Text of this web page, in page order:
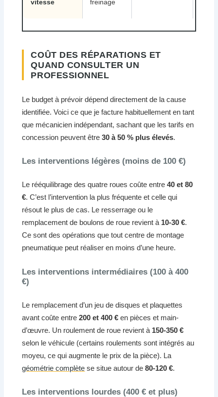
vitesse freinage
COÛT DES RÉPARATIONS ET
QUAND CONSULTER UN
PROFESSIONNEL
Le budget à prévoir dépend directement de la cause
identifiée. Voici ce que je facture habituellement en tant
que mécanicien indépendant, sachant que les tarifs en
concession peuvent être30 à 50 % plus élevés.
Les interventions légères (moins de 100 €)
Le rééquilibrage des quatre roues coûte entre40 et 80
€. C’est l’intervention la plus fréquente et celle qui
résout le plus de cas. Le resserrage ou le
remplacement de boulons de roue revient à 10-30 €.
Ce sont des opérations que tout centre de montage
pneumatique peut réaliser en moins d’une heure.
Les interventions intermédiaires (100 à 400
€)
Le remplacement d’un jeu de disques et plaquettes
avant coûte entre200 et 400 € en pièces et main-
d’œuvre. Un roulement de roue revient à 150-350 €
selon le véhicule (certains roulements sont intégrés au
moyeu, ce qui augmente le prix de la pièce). La
géométrie complète se situe autour de80-120 €.
Les interventions lourdes (400 € et plus)